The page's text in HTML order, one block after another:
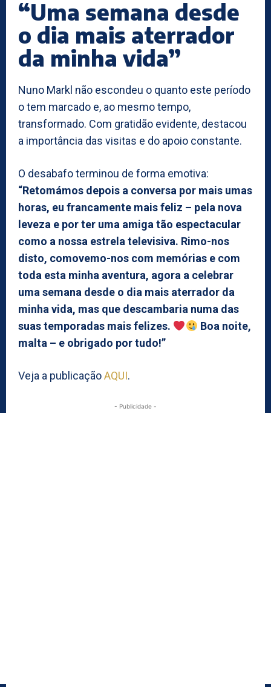
“Uma semana desde
o dia mais aterrador
da minha vida”
Nuno Markl não escondeu o quanto este período
o tem marcado e, ao mesmo tempo,
transformado. Com gratidão evidente, destacou
a importância das visitas e do apoio constante.
O desabafo terminou de forma emotiva:
“Retomámos depois a conversa por mais umas
horas, eu francamente mais feliz – pela nova
leveza e por ter uma amiga tão espectacular
como a nossa estrela televisiva. Rimo-nos
disto, comovemo-nos com memórias e com
toda esta minha aventura, agora a celebrar
uma semana desde o dia mais aterrador da
minha vida, mas que descambaria numa das
suas temporadas mais felizes.
Boa noite,
malta – e obrigado por tudo!”
Veja a publicaçãoAQUI.
- Publicidade -